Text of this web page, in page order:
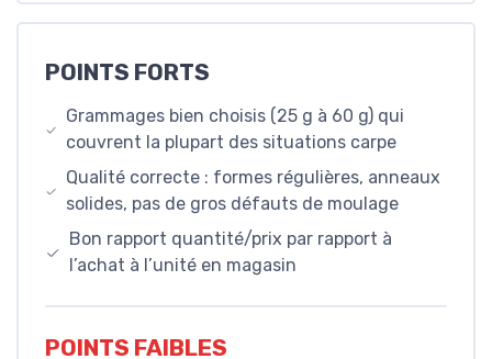
POINTS FORTS
Grammages bien choisis (25 g à 60 g) qui
couvrent la plupart des situations carpe
Qualité correcte : formes régulières, anneaux
solides, pas de gros défauts de moulage
Bon rapport quantité/prix par rapport à
l’achat à l’unité en magasin
POINTS FAIBLES